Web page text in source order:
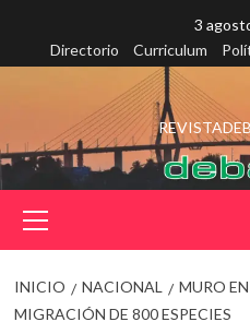
contenido
3
Directorio
Curriculum
principal
INICIO NACIONAL
MURO
MIGRACIÓN DE 800 ESPECIES